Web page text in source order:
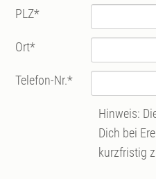
PLZ*
Ort*
Telefon-Nr.*
Hinweis:
Dich bei
kurzfristig